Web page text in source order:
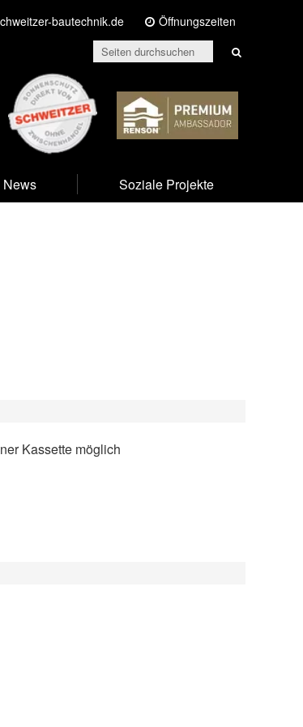
bautechnik.de Öffnungszeiten
News Soziale Projekte
Kassette möglich
Schweitzer